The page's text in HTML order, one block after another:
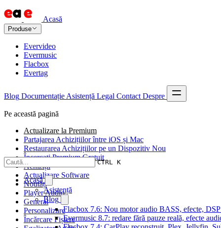
Acasă
Produse
Evervideo
Evermusic
Flacbox
Evertag
Blog Documentație Asistență Legal Contact Despre
CTRL K
Acasă
Asistență
Blog
Flacbox 7.6: Nou motor audio BASS, efecte,
Evermusic 8.7: redare fără pauze reală, efecte
Pe această pagină
Actualizare la Premium
Partajarea Achizițiilor între iOS și Mac
Restaurarea Achizițiilor pe un Dispozitiv Nou
Încercați Premium Gratuit
Achiziții
Actualizare Software
Noutăți
Player Audio
General
Personalizare
Încărcare Fișiere